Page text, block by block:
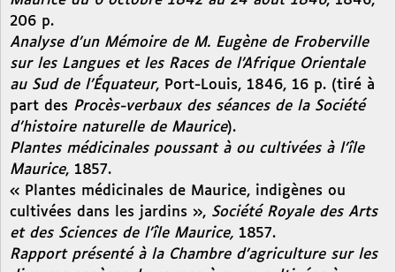
206 p.
Analyse d’un Mémoire de M. Eugène de Froberville
sur les Langues et les Races de l’Afrique Orientale
au Sud de l’Équateur, Port-Louis, 1846, 16 p. (tiré à
part des Procès-verbaux des séances de la Société
d’histoire naturelle de Maurice).
Plantes médicinales poussant à ou cultivées à l’île
Maurice, 1857.
« Plantes médicinales de Maurice, indigènes ou
cultivées dans les jardins », Société Royale des Arts
et des Sciences de l’île Maurice, 1857.
Rapport présenté à la Chambre d’agriculture sur les